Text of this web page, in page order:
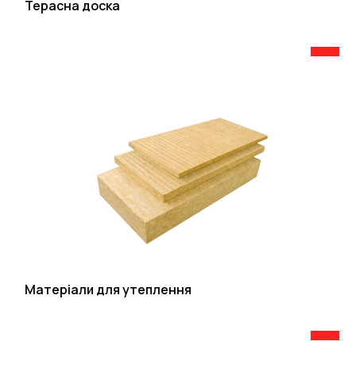
Терасна доска
Матеріали для утеплення